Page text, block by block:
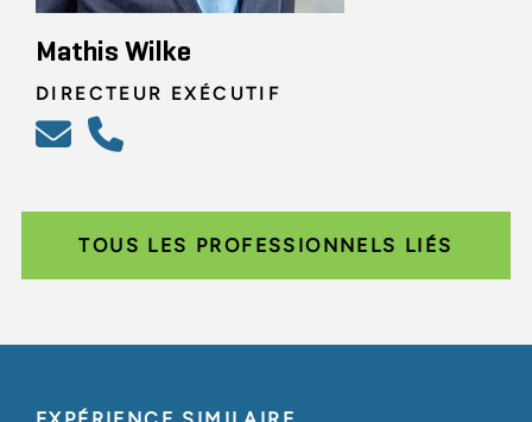
Mathis Wilke
DIRECTEUR EXÉCUTIF
TOUS LES PROFESSIONNELS LIÉS